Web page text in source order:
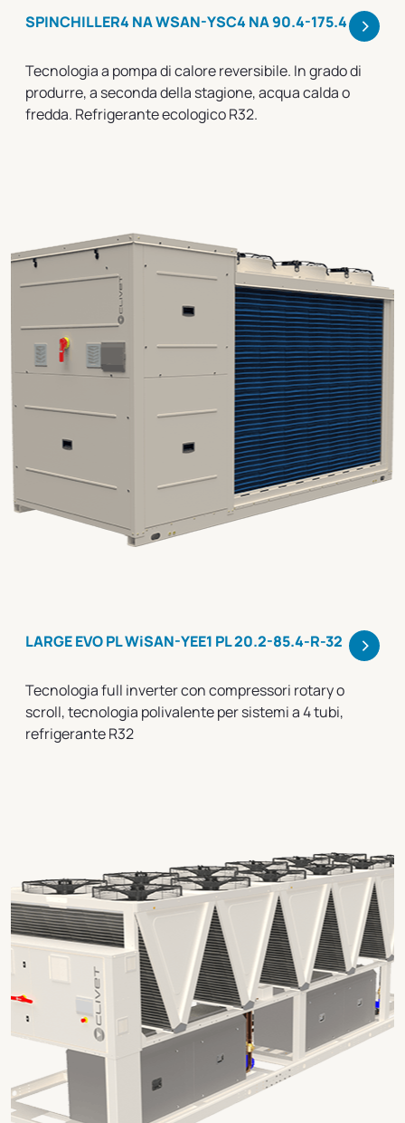
SPINCHILLER4 NA WSAN-YSC4 NA 90.4-175.4 >
Tecnologia a pompa di calore reversibile. In grado di
produrre, a seconda della stagione, acqua calda o
fredda. Refrigerante ecologico R32.
LARGE EVO PL WiSAN-YEE1 PL 20.2-85.4-R-32 >
Tecnologia full inverter con compressori rotary o
scroll, tecnologia polivalente per sistemi a 4 tubi,
refrigerante R32